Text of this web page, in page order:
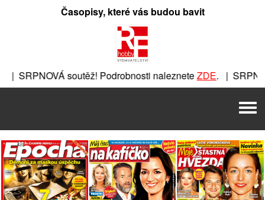
Časopisy, které vás budou bavit
soutěž! Podrobnosti nalezneteZDE. | SRPNOVÁ
. | SRPNOVÁ soutěž! Podrobnosti